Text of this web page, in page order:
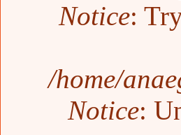
Notice:
/home/
Notice: